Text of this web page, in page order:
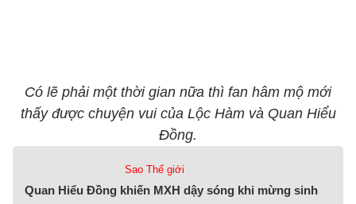
Có lẽ phải một thời gian nữa thì fan hâm mộ mới
thấy được chuyện vui của Lộc Hàm và Quan Hiểu
Đồng.
Sao Thế giới
Quan Hiểu Đồng khiến MXH dậy sóng khi mừng sinh